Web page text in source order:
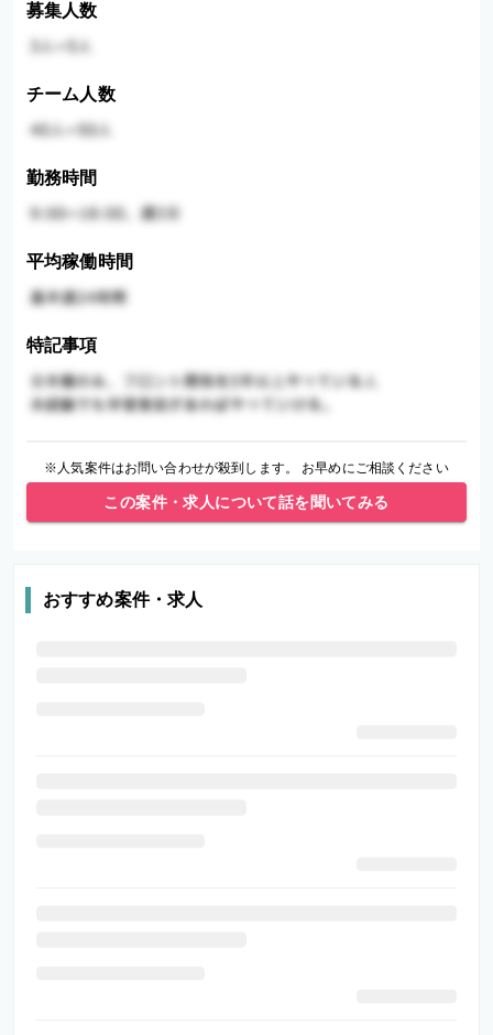
募集人数
チーム人数
勤務時間
平均稼働時間
特記事項
※人気案件はお問い合わせが殺到します。 お早めにご相談ください
この案件・求人について話を聞いてみる
おすすめ案件・求人